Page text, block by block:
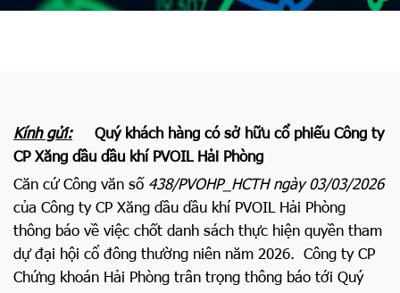
Kính gửi: Quý khách hàng có sở hữu cổ phiếu Công ty
CP Xăng dầu dầu khí PVOIL Hải Phòng
Căn cứ Công văn số 438/PVOHP_HCTH ngày 03/03/2026
của Công ty CP Xăng dầu dầu khí PVOIL Hải Phòng
thông báo về việc chốt danh sách thực hiện quyền tham
dự đại hội cổ đông thường niên năm 2026. Công ty CP
Chứng khoán Hải Phòng trân trọng thông báo tới Quý